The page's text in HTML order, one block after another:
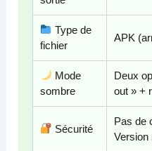
Type de
fichier
APK
Mode
sombre
Deux
out » +
Sécurité
Pas de
Version